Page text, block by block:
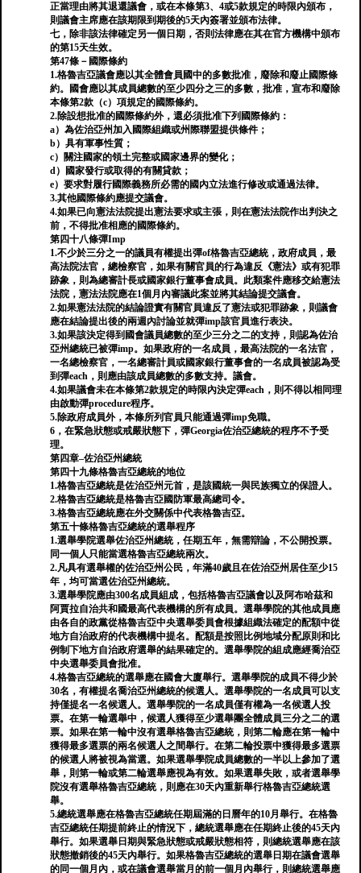
正當理由將其退還議會，或在本條第3、4或5款規定的時限內頒布，
則議會主席應在該期限到期後的5天內簽署並頒布法律。
七，除非該法律確定另一個日期，否則法律應在其在官方機構中頒布
的第15天生效。
第47條－國際條約
1.格魯吉亞議會應以其全體會員國中的多數批准，廢除和廢止國際條
約。國會應以其成員總數的至少四分之三的多數，批准，宣布和廢除
本條第2款（c）項規定的國際條約。
2.除設想批准的國際條約外，還必須批准下列國際條約：
a）為佐治亞州加入國際組織或州際聯盟提供條件；
b）具有軍事性質；
c）關注國家的領土完整或國家邊界的變化；
d）國家發行或取得的有關貸款；
e）要求對履行國際義務所必需的國內立法進行修改或通過法律。
3.其他國際條約應提交議會。
4.如果已向憲法法院提出憲法要求或主張，則在憲法法院作出判決之
前，不得批准相應的國際條約。
第四十八條彈Imp
1.不少於三分之一的議員有權提出彈of格魯吉亞總統，政府成員，最
高法院法官，總檢察官，如果有關官員的行為違反《憲法》或有犯罪
跡象，則為總審計長或國家銀行董事會成員。此類案件應移交給憲法
法院，憲法法院應在1個月內審議此案並將其結論提交議會。
2.如果憲法法院的結論證實有關官員違反了憲法或犯罪跡象，則議會
應在結論提出後的兩週內討論並就彈imp該官員進行表決。
3.如果該決定得到國會議員總數的至少三分之二的支持，則認為佐治
亞州總統已被彈imp。如果政府的一名成員，最高法院的一名法官，
一名總檢察官，一名總審計員或國家銀行董事會的一名成員被認為受
到彈each，則應由該成員總數的多數支持。議會。
4.如果議會未在本條第2款規定的時限內決定彈each，則不得以相同理
由啟動彈procedure程序。
5.除政府成員外，本條所列官員只能通過彈imp免職。
6，在緊急狀態或戒嚴狀態下，彈Georgia佐治亞總統的程序不予受
理。
第四章–佐治亞州總統
第四十九條格魯吉亞總統的地位
1.格魯吉亞總統是佐治亞州元首，是該國統一與民族獨立的保證人。
2.格魯吉亞總統是格魯吉亞國防軍最高總司令。
3.格魯吉亞總統應在外交關係中代表格魯吉亞。
第五十條格魯吉亞總統的選舉程序
1.選舉學院選舉佐治亞州總統，任期五年，無需辯論，不公開投票。
同一個人只能當選格魯吉亞總統兩次。
2.凡具有選舉權的佐治亞州公民，年滿40歲且在佐治亞州居住至少15
年，均可當選佐治亞州總統。
3.選舉學院應由300名成員組成，包括格魯吉亞議會以及阿布哈茲和
阿賈拉自治共和國最高代表機構的所有成員。選舉學院的其他成員應
由各自的政黨從格魯吉亞中央選舉委員會根據組織法確定的配額中從
地方自治政府的代表機構中提名。配額是按照比例地域分配原則和比
例制下地方自治政府選舉的結果確定的。選舉學院的組成應經喬治亞
中央選舉委員會批准。
4.格魯吉亞總統的選舉應在國會大廈舉行。選舉學院的成員不得少於
30名，有權提名喬治亞州總統的候選人。選舉學院的一名成員可以支
持僅提名一名候選人。選舉學院的一名成員僅有權為一名候選人投
票。在第一輪選舉中，候選人獲得至少選舉團全體成員三分之二的選
票。如果在第一輪中沒有選舉格魯吉亞總統，則第二輪應在第一輪中
獲得最多選票的兩名候選人之間舉行。在第二輪投票中獲得最多選票
的候選人將被視為當選。如果選舉學院成員總數的一半以上參加了選
舉，則第一輪或第二輪選舉應視為有效。如果選舉失敗，或者選舉學
院沒有選舉格魯吉亞總統，則應在30天內重新舉行格魯吉亞總統選
舉。
5.總統選舉應在格魯吉亞總統任期屆滿的日曆年的10月舉行。在格魯
吉亞總統任期提前終止的情況下，總統選舉應在任期終止後的45天內
舉行。如果選舉日期與緊急狀態或戒嚴狀態相符，則總統選舉應在該
狀態撤銷後的45天內舉行。如果格魯吉亞總統的選舉日期在議會選舉
的同一個月內，或在議會選舉當月的前一個月內舉行，則總統選舉應